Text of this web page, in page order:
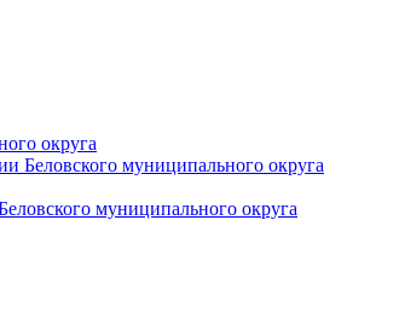
округа
Беловского муниципального округа
муниципального округа